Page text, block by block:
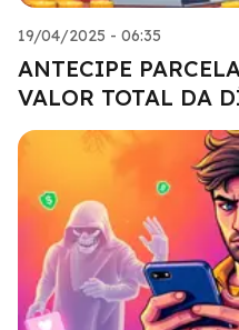
19/04/2025 - 06:35
ANTECIPE
VALOR TOTAL DA